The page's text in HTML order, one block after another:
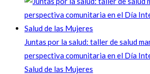
Juntas por la salud: taller de salud
perspectiva comunitaria en el Día
Salud de las Mujeres